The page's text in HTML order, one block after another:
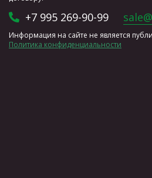
+7 995 269-90-99
Информация на сайте не является
Политика конфиденциальности